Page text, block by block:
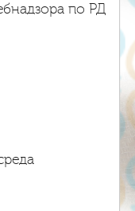
по РД